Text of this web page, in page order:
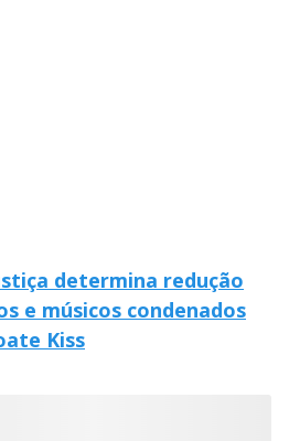
determina redução
e músicos condenados
Kiss